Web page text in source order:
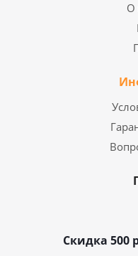
О
Скидка 500